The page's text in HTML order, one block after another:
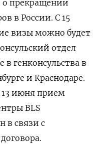
о прекращении
в России. С 15
визы можно будет
отдел
в генконсульства в
и Краснодаре.
июня прием
BLS
в связи с